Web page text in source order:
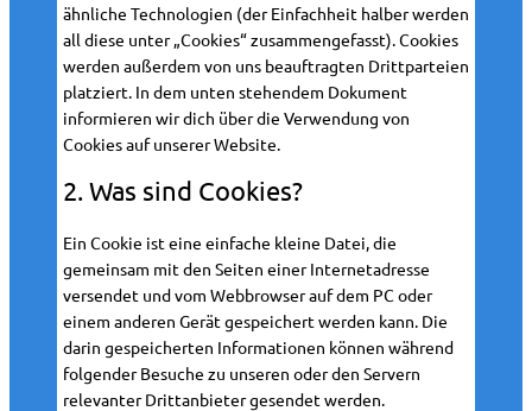
ähnliche Technologien (der Einfachheit halber werden
all diese unter „Cookies“ zusammengefasst). Cookies
werden außerdem von uns beauftragten Drittparteien
platziert. In dem unten stehendem Dokument
informieren wir dich über die Verwendung von
Cookies auf unserer Website.
2. Was sind Cookies?
Ein Cookie ist eine einfache kleine Datei, die
gemeinsam mit den Seiten einer Internetadresse
versendet und vom Webbrowser auf dem PC oder
einem anderen Gerät gespeichert werden kann. Die
darin gespeicherten Informationen können während
folgender Besuche zu unseren oder den Servern
relevanter Drittanbieter gesendet werden.